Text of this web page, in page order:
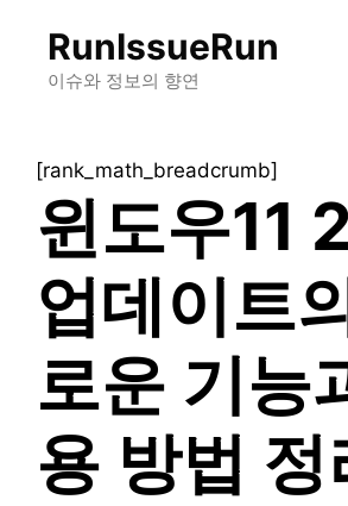
RunIssueRun
이슈와 정보의 향연
[rank_math_breadcrumb]
윈도우11
업데이트
로운 기능
용 방법 정